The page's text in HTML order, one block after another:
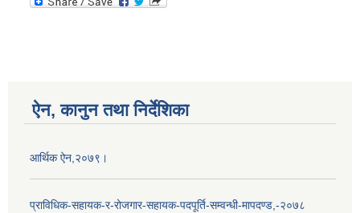
ऐन, कानुन तथा निर्देशिका
आर्थिक ऐन,२०७९।
प्राविधिक-सहायक-र-रोजगार-सहायक-पदपूर्ति-सम्वन्धी-मापदण्ड,-२०७८